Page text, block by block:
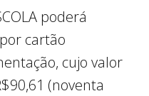
poderá
cartão
cujo valor
(noventa